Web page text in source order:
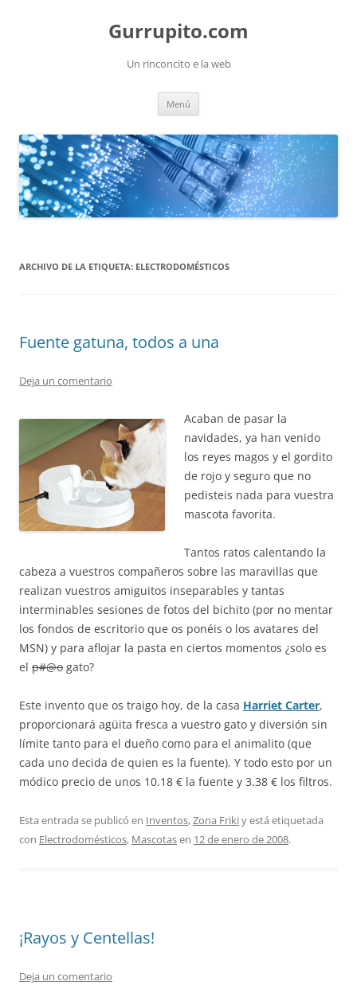
Gurrupito.com
Un rinconcito e la web
Menú
ARCHIVO DE LA ETIQUETA: ELECTRODOMÉSTICOS
Fuente gatuna, todos a una
Deja un comentario
Acaban de pasar la
navidades, ya han venido
los reyes magos y el gordito
de rojo y seguro que no
pedisteis nada para vuestra
mascota favorita.
Tantos ratos calentando la
cabeza a vuestros compañeros sobre las maravillas que
realizan vuestros amiguitos inseparables y tantas
interminables sesiones de fotos del bichito (por no mentar
los fondos de escritorio que os ponéis o los avatares del
MSN) y para aflojar la pasta en ciertos momentos ¿solo es
el p#@o gato?
Este invento que os traigo hoy, de la casa Harriet Carter,
proporcionará agüita fresca a vuestro gato y diversión sin
límite tanto para el dueño como para el animalito (que
cada uno decida de quien es la fuente). Y todo esto por un
módico precio de unos 10.18 € la fuente y 3.38 € los filtros.
Esta entrada se publicó en Inventos,Zona Frikiy está etiquetada
con Electrodomésticos, Mascotasen 12 de enero de 2008.
¡Rayos y Centellas!
Deja un comentario